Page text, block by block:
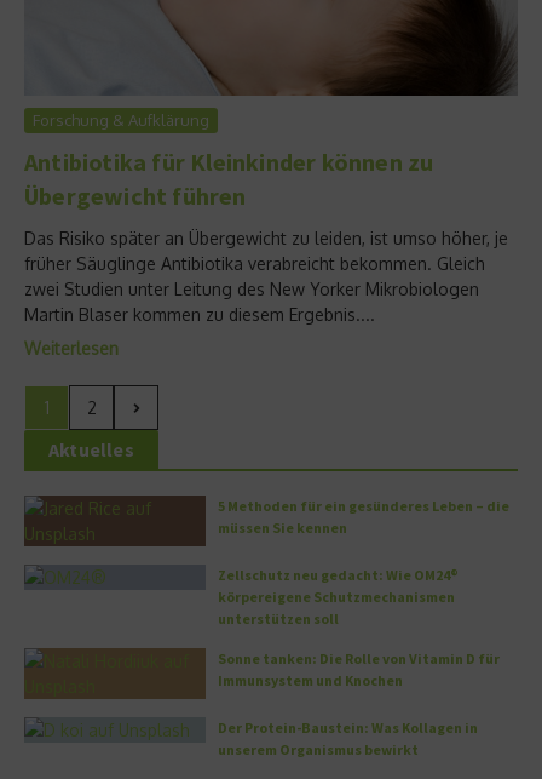
Forschung & Aufklärung
Antibiotika für Kleinkinder können zu
Übergewicht führen
Das Risiko später an Übergewicht zu leiden, ist umso höher, je
früher Säuglinge Antibiotika verabreicht bekommen. Gleich
zwei Studien unter Leitung des New Yorker Mikrobiologen
Martin Blaser kommen zu diesem Ergebnis....
Weiterlesen
1 2
Aktuelles
5 Methoden für ein gesünderes Leben – die
müssen Sie kennen
Zellschutz neu gedacht: Wie OM24®
körpereigene Schutzmechanismen
unterstützen soll
Sonne tanken: Die Rolle von Vitamin D für
Immunsystem und Knochen
Der Protein-Baustein: Was Kollagen in
unserem Organismus bewirkt